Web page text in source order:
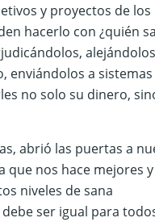
y proyectos de los
hacerlo con ¿quién
enviándolos a sistemas
no solo su dinero,
abrió las puertas a
que nos hace mejores y
niveles de sana
ser igual para